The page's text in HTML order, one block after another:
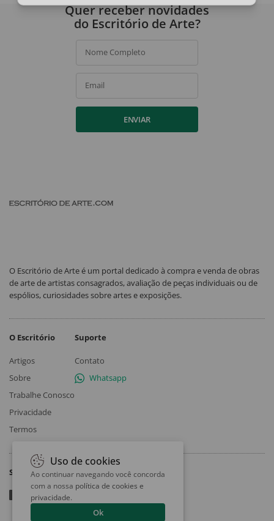
Quer receber novidades
do Escritório de Arte?
Nome Completo
Email
ENVIAR
O Escritório de Arte é um portal dedicado à compra e venda de obras
de arte de artistas consagrados, avaliação de peças individuais ou de
espólios, curiosidades sobre artes e exposições.
O Escritório
Artigos
Sobre
Trabalhe Conosco
Privacidade
Termos
Suporte
Contato
Whatsapp
Siga
Uso de cookies
Ao continuar navegando você concorda
com a nossa política de cookies e
privacidade.
Ok